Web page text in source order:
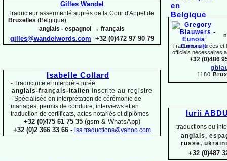
Traductions jurées et
officiels nécessaires
+32 (0)486
1180
Iurii
traductions ou
anglais,
russe,
+32 (0)487
Gilles Wandel
Traducteur assermenté auprès de la Cour d'Appel de
Bruxelles (Belgique)
anglais - espagnol → français
gilles@wandelwords.com +32 (0)472 97 90 79
Isabelle Collard
- Traductrice et interprète jurée
anglais-français-italien inscrite au registre
- Spécialisée en interprétation de cérémonie de
mariages, permis de conduire, interviews et en
traduction de certificats, actes notariés et diplômes
+32 (0)475 61 75 35(gsm & WhatsApp)
+32 (0)2 366 33 66 - isa.traductions@yahoo.com